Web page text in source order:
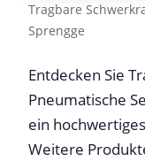
Tragbare
Sprengge
Entdecken Sie
Pneumatische
ein
Weitere